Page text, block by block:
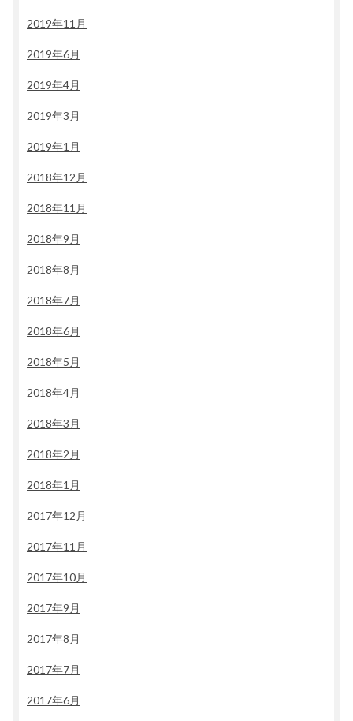
2019年11月
2019年6月
2019年4月
2019年3月
2019年1月
2018年12月
2018年11月
2018年9月
2018年8月
2018年7月
2018年6月
2018年5月
2018年4月
2018年3月
2018年2月
2018年1月
2017年12月
2017年11月
2017年10月
2017年9月
2017年8月
2017年7月
2017年6月